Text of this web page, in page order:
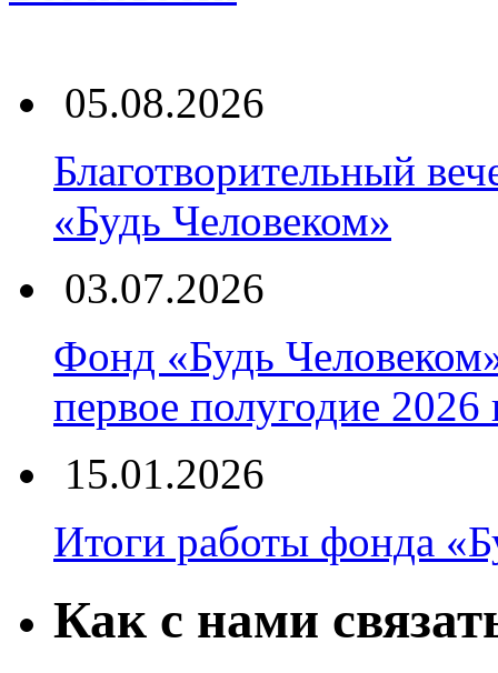
05.08.2026
Благотворительный
«Будь Человеком»
03.07.2026
Фонд «Будь
первое полугодие 2026
15.01.2026
Итоги работы фонда
Как с нами